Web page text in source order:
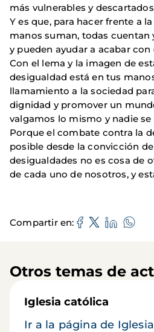
más vulnerables y
Y es que, para hacer frente a
manos suman, todas cuentan
y pueden ayudar a acabar con
Con el lema y la imagen de
desigualdad está en tus
llamamiento a la sociedad
dignidad y promover un
valgamos lo mismo y nadie se
Porque el combate contra la
posible desde la convicción
desigualdades no es cosa de
de cada uno de nosotros, y
Compartir en
Otros temas de
Iglesia católica
Ir a la página de